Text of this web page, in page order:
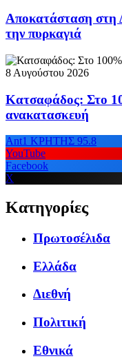
Αποκατάσταση στη
την πυρκαγιά
8 Αυγούστου 2026
Κατσαφάδος: Στο
ανακατασκευή
Ant1 ΚΡΗΤΗΣ 95.8
YouTube
Facebook
X
Κατηγορίες
Πρωτοσέλιδα
Ελλάδα
Διεθνή
Πολιτική
Εθνικά